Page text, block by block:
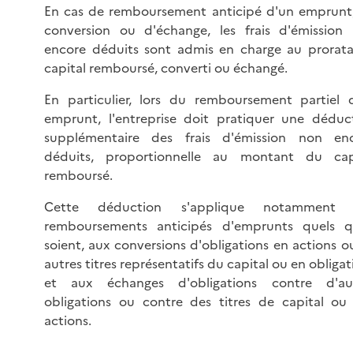
En cas de remboursement anticipé d'un
conversion ou d'échange, les frais d'émission
encore déduits sont admis en charge au
capital remboursé, converti ou échangé.
En particulier, lors du remboursement partiel
emprunt, l'entreprise doit pratiquer une
supplémentaire des frais d'émission non
déduits, proportionnelle au montant du
remboursé.
Cette déduction s'applique notamment
remboursements anticipés d'emprunts quels
soient, aux conversions d'obligations en actions
autres titres représentatifs du capital ou en
et aux échanges d'obligations contre
obligations ou contre des titres de capital ou
actions.